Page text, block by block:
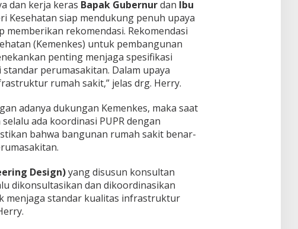
dan kerja keras Bapak Gubernurdan Ibu
Kesehatan siap mendukung penuh upaya
memberikan rekomendasi. Rekomendasi
(Kemenkes) untuk pembangunan
penting menjaga spesifikasi
perumasakitan. Dalam upaya
rumah sakit,” jelas drg. Herry.
adanya dukungan Kemenkes, maka saat
ada koordinasi PUPR dengan
bahwa bangunan rumah sakit benar-
Design)yang disusun konsultan
dikonsultasikan dan dikoordinasikan
menjaga standar kualitas infrastruktur